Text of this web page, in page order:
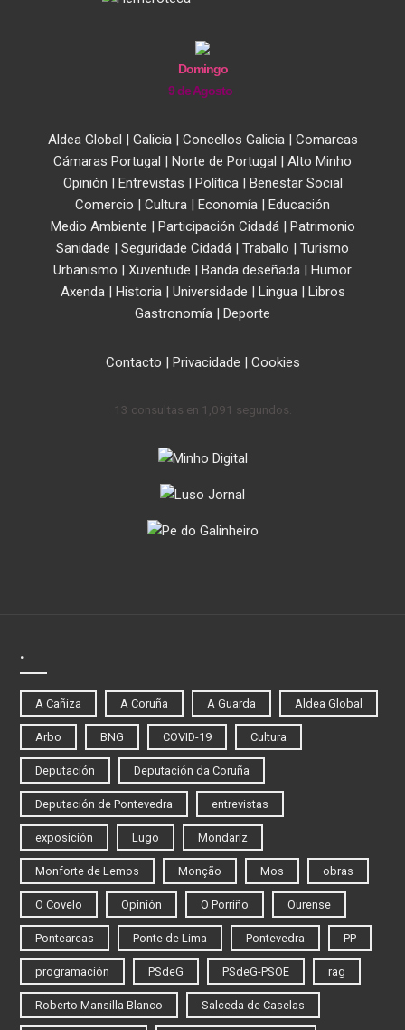
Domingo
9 de Agosto
Aldea Global | Galicia| Concellos Galicia| Comarcas
Cámaras Portugal | Norte de Portugal | Alto Minho
Opinión | Entrevistas | Política| Benestar Social
Comercio | Cultura | Economía | Educación
Medio Ambiente | Participación Cidadá| Patrimonio
Sanidade | Seguridade Cidadá | Traballo | Turismo
Urbanismo | Xuventude | Banda deseñada | Humor
Axenda| Historia| Universidade | Lingua| Libros
Gastronomía | Deporte
Contacto | Privacidade | Cookies
13 consultas en 1,091 segundos.
.
A Cañiza A Coruña A Guarda Aldea Global
Arbo BNG COVID-19 Cultura
Deputación Deputación da Coruña
Deputación de Pontevedra entrevistas
exposición Lugo Mondariz
Monforte de Lemos Monção Mos obras
O Covelo Opinión O Porriño Ourense
Ponteareas Ponte de Lima Pontevedra PP
programación PSdeG PSdeG-PSOE rag
Roberto Mansilla Blanco Salceda de Caselas